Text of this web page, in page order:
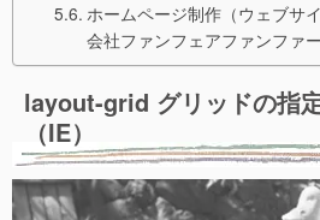
ホームページ制作（ウェブサ
会社ファンフェアファンファ
layout-grid グリッドの指
（IE）